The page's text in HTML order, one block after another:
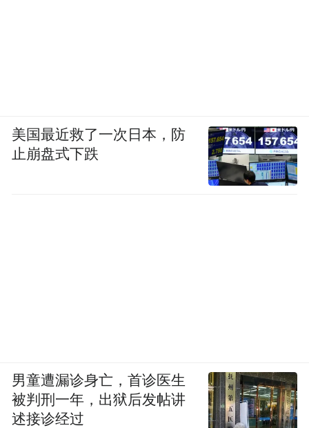
美国最近救了一次日本，防
止崩盘式下跌
男童遭漏诊身亡，首诊医生
被判刑一年，出狱后发帖讲
述接诊经过